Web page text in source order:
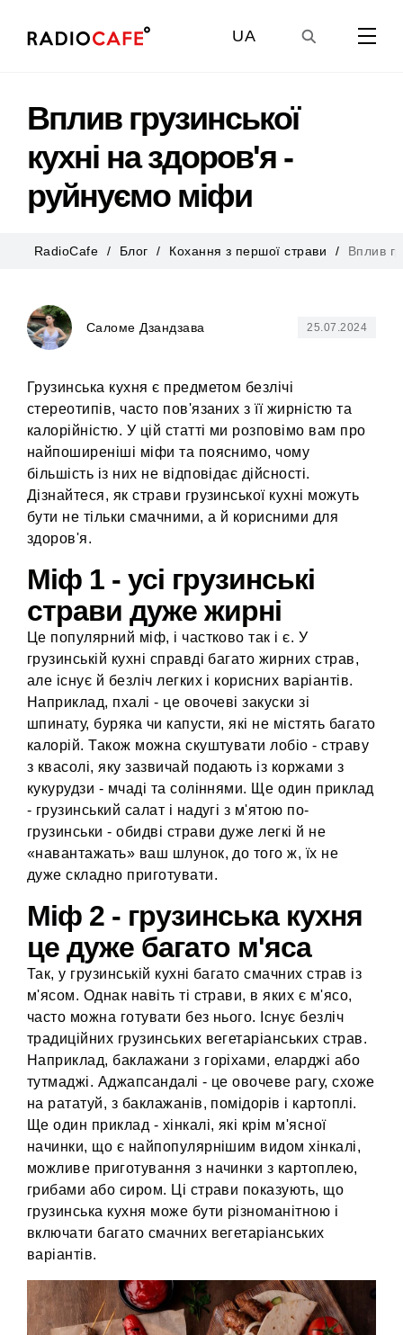
UA
EN
Вплив грузинської
кухні на здоров'я -
руйнуємо міфи
RadioCafe Блог Кохання з першої страви Вплив
Саломе Дзандзава 25.07.2024
Грузинська кухня є предметом безлічі
стереотипів, часто пов'язаних з її жирністю та
калорійністю. У цій статті ми розповімо вам про
найпоширеніші міфи та пояснимо, чому
більшість із них не відповідає дійсності.
Дізнайтеся, як страви грузинської кухні можуть
бути не тільки смачними, а й корисними для
здоров'я.
Міф 1 - усі грузинські
страви дуже жирні
Це популярний міф, і частково так і є. У
грузинській кухні справді багато жирних страв,
але існує й безліч легких і корисних варіантів.
Наприклад, пхалі - це овочеві закуски зі
шпинату, буряка чи капусти, які не містять багато
калорій. Також можна скуштувати лобіо - страву
з квасолі, яку зазвичай подають із коржами з
кукурудзи - мчаді та соліннями. Ще один приклад
- грузинський салат і надугі з м'ятою по-
грузинськи - обидві страви дуже легкі й не
«навантажать» ваш шлунок, до того ж, їх не
дуже складно приготувати.
Міф 2 - грузинська кухня
це дуже багато м'яса
Так, у грузинській кухні багато смачних страв із
м'ясом. Однак навіть ті страви, в яких є м'ясо,
часто можна готувати без нього. Існує безліч
традиційних грузинських вегетаріанських страв.
Наприклад, баклажани з горіхами, еларджі або
тутмаджі. Аджапсандалі - це овочеве рагу, схоже
на рататуй, з баклажанів, помідорів і картоплі.
Ще один приклад - хінкалі, які крім м'ясної
начинки, що є найпопулярнішим видом хінкалі,
можливе приготування з начинки з картоплею,
грибами або сиром. Ці страви показують, що
грузинська кухня може бути різноманітною і
включати багато смачних вегетаріанських
варіантів.